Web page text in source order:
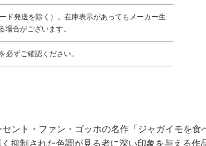
ド発送を除く）。在庫表示があってもメーカー生
場合がございます。
必ずご確認ください。
ント・ファン・ゴッホの名作「ジャガイモを食
抑制された色調が見る者に深い印象を与える作